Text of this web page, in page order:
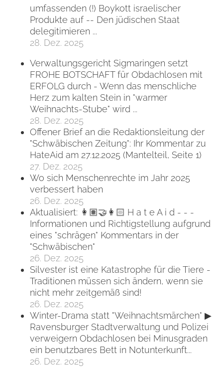
umfassenden (!) Boykott israelischer
Produkte auf -- Den jüdischen Staat
delegitimieren ...
28. Dez. 2025
Verwaltungsgericht Sigmaringen setzt
FROHE BOTSCHAFT für Obdachlosen mit
ERFOLG durch - Wenn das menschliche
Herz zum kalten Stein in "warmer
Weihnachts-Stube" wird ...
28. Dez. 2025
Offener Brief an die Redaktionsleitung der
"Schwäbischen Zeitung": Ihr Kommentar zu
HateAid am 27.12.2025 (Mantelteil, Seite 1)
27. Dez. 2025
Wo sich Menschenrechte im Jahr 2025
verbessert haben
26. Dez. 2025
Aktualisiert: 👩🏽‍🤝‍👩🏻 H a t e A i d - - -
Informationen und Richtigstellung aufgrund
eines "schrägen" Kommentars in der
"Schwäbischen"
26. Dez. 2025
Silvester ist eine Katastrophe für die Tiere -
Traditionen müssen sich ändern, wenn sie
nicht mehr zeitgemäß sind!
26. Dez. 2025
Winter-Drama statt "Weihnachtsmärchen" ▶
Ravensburger Stadtverwaltung und Polizei
verweigern Obdachlosen bei Minusgraden
ein benutzbares Bett in Notunterkunft...
26. Dez. 2025